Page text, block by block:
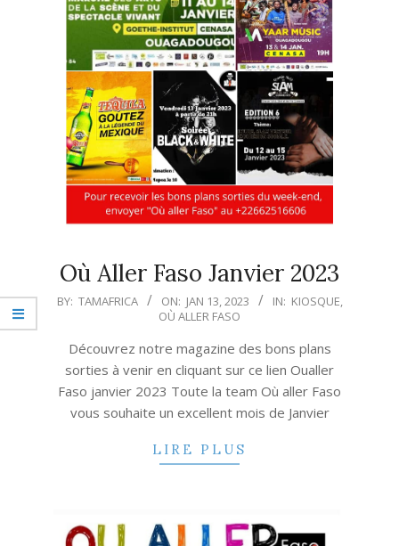
Où Aller Faso Janvier 2023
2023-
BY: TAMAFRICA ON: JAN 13, 2023 IN: KIOSQUE,
OÙ ALLER FASO
Découvrez notre magazine des bons plans
sorties à venir en cliquant sur ce lien Oualler
Faso janvier 2023 Toute la team Où aller Faso
vous souhaite un excellent mois de Janvier
LIRE PLUS